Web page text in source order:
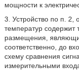
мощности к
3. Устройство по п. 2,
температур содержит
размещения,
соответственно, до
схему сравнения
измерительными